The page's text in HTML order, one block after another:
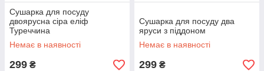
Сушарка для посуду
двоярусна сіра еліф
Туреччина
Немає в наявності
299 ₴
Сушарка для посуду два
яруси з піддоном
Немає в наявності
299 ₴